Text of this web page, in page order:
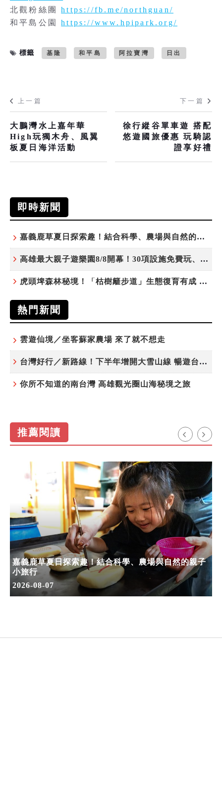
北觀粉絲團https://fb.me/northguan/
和平島公園https://www.hpipark.org/
標籤 基隆 和平島 阿拉寶灣 日出
上一篇
大鵬灣水上嘉年華
High玩獨木舟、風翼
板夏日海洋活動
下一篇
徐行縱谷單車遊 搭配
悠遊國旅優惠 玩騎認
證享好禮
即時新聞
嘉義鹿草夏日探索趣！結合科學、農場與自然的親子小旅行
高雄最大親子遊樂園8/8開幕！30項設施免費玩、YOYO家族嗨翻暑假
虎頭埤森林秘境！「枯樹籬步道」生態復育有成 走進大自然生命教室
熱門新聞
雲遊仙境／坐客蘇家農場 來了就不想走
台灣好行／新路線！下半年增開大雪山線 暢遊台中更便利
你所不知道的南台灣 高雄觀光圈山海秘境之旅
推薦閱讀
嘉義鹿草夏日探索趣！結合科學、農場與自然的親子
小旅行
2026-08-07